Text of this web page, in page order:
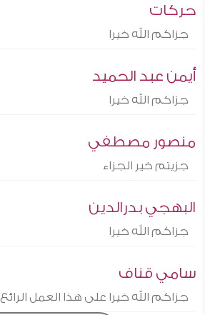
حركات
جزاكم الله خيرا
أيمن عبد الحميد
جزاكم الله خيرا
منصور مصطفي
جزيتم خير الجزاء
البهجي بدرالدين
جزاكم الله خيرا
سامي قناف
جزاكم الله خيرا على هذا العمل الرائع